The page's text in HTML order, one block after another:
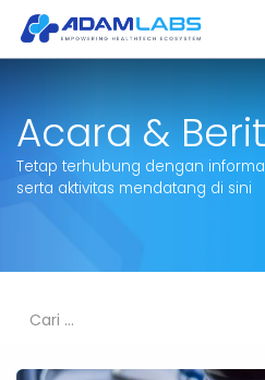
Acara &
Tetap terhubung dengan
serta aktivitas mendatang di sini